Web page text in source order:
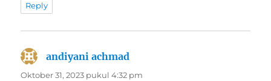
Reply
andiyani achmad
Oktober 31, 2023 pukul 4:32 pm